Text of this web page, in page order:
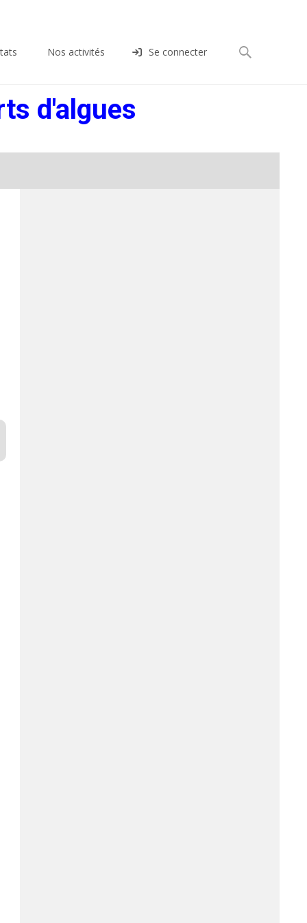
Nos activités Se connecter Rechercher :
d'algues